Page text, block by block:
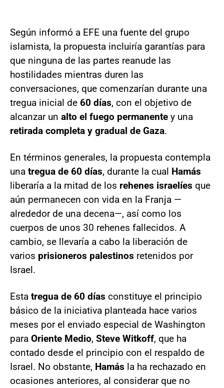
Según informó a EFE una fuente del grupo
islamista, la propuesta incluiría garantías para
que ninguna de las partes reanude las
hostilidades mientras duren las
conversaciones, que comenzarían durante una
tregua inicial de 60 días, con el objetivo de
alcanzar un alto el fuego permanente y una
retirada completa y gradual de Gaza.
En términos generales, la propuesta contempla
una tregua de 60 días, durante la cual Hamás
liberaría a la mitad de los rehenes israelíes que
aún permanecen con vida en la Franja —
alrededor de una decena—, así como los
cuerpos de unos 30 rehenes fallecidos. A
cambio, se llevaría a cabo la liberación de
varios prisioneros palestinos retenidos por
Israel.
Esta tregua de 60 días constituye el principio
básico de la iniciativa planteada hace varios
meses por el enviado especial de Washington
para Oriente Medio, Steve Witkoff, que ha
contado desde el principio con el respaldo de
Israel. No obstante, Hamás la ha rechazado en
ocasiones anteriores, al considerar que no